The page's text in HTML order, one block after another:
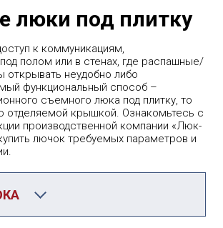
люки под плитку
к коммуникациям,
полом или в стенах, где распашные/
открывать неудобно либо
функциональный способ –
съемного люка под плитку, то
отделяемой крышкой. Ознакомьтесь с
производственной компании «Люк-
лючок требуемых параметров и